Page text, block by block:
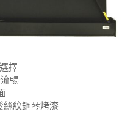
擇
暢
絲紋鋼琴烤漆